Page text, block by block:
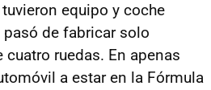
equipo y coche
de fabricar solo
ruedas. En apenas
a estar en la Fórmula